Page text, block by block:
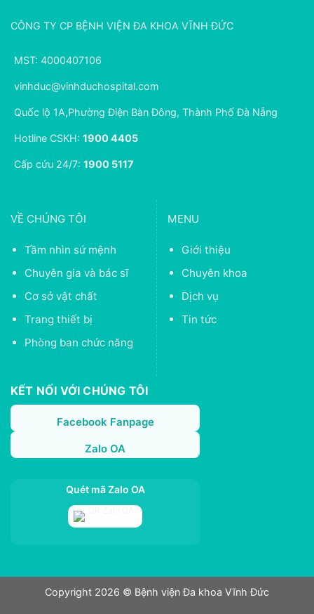
CÔNG TY CP BỆNH VIỆN ĐA KHOA VĨNH ĐỨC
MST: 4000407106
vinhduc@vinhduchospital.com
Quốc lộ 1A,Phường Điện Bàn Đông, Thành Phố Đà Nẵng
Hotline CSKH: 1900 4405
Cấp cứu 24/7: 1900 5117
VỀ CHÚNG TÔI
Tầm nhìn sứ mệnh
Chuyên gia và bác sĩ
Cơ sở vật chất
Trang thiết bị
Phòng ban chức năng
MENU
Giới thiệu
Chuyên khoa
Dịch vụ
Tin tức
KẾT NỐI VỚI CHÚNG TÔI
Facebook Fanpage
Zalo OA
Quét mã Zalo OA
Copyright 2026 © Bệnh viện Đa khoa Vĩnh Đức